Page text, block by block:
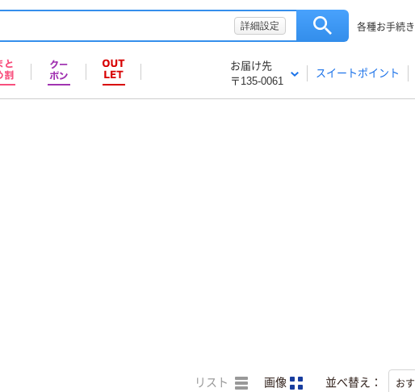
詳細設定 各種お手続き
お届け先
〒135-0061
スイートポイント
リスト 画像 並べ替え：